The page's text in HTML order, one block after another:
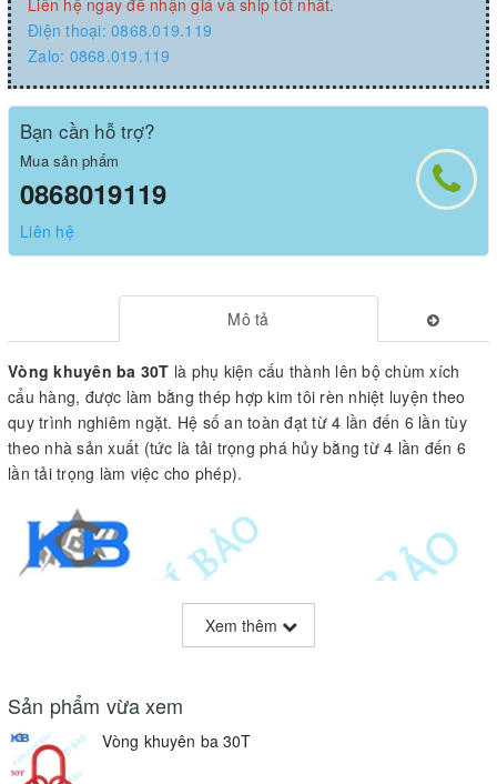
Liên hệ ngay để nhận giá và ship tốt nhất.
Điện thoại: 0868.019.119
Zalo: 0868.019.119
Bạn cần hỗ trợ?
Mua sản phẩm
0868019119
Liên hệ
Mô tả
Vòng khuyên ba 30T là phụ kiện cấu thành lên bộ chùm xích
cẩu hàng, được làm bằng thép hợp kim tôi rèn nhiệt luyện theo
quy trình nghiêm ngặt. Hệ số an toàn đạt từ 4 lần đến 6 lần tùy
theo nhà sản xuất (tức là tải trọng phá hủy bằng từ 4 lần đến 6
lần tải trọng làm việc cho phép).
Xem thêm
Sản phẩm vừa xem
Vòng khuyên ba 30T